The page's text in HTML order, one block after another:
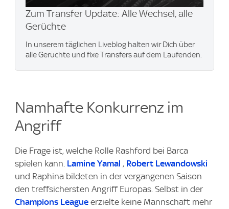
Zum Transfer Update: Alle Wechsel, alle
Gerüchte
In unserem täglichen Liveblog halten wir Dich über
alle Gerüchte und fixe Transfers auf dem Laufenden.
Namhafte Konkurrenz im
Angriff
Die Frage ist, welche Rolle Rashford bei Barca
spielen kann. Lamine Yamal , Robert Lewandowski
und Raphina bildeten in der vergangenen Saison
den treffsichersten Angriff Europas. Selbst in der
Champions League erzielte keine Mannschaft mehr